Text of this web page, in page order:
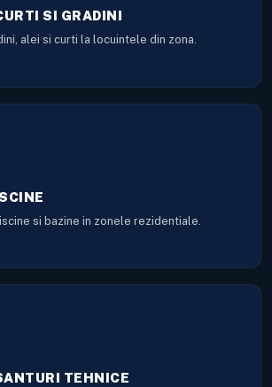
SI GRADINI
alei si curti la locuintele din zona.
si bazine in zonele rezidentiale.
TEHNICE